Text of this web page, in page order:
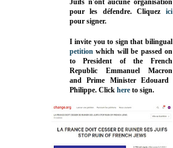
pour les défendre. Cliquez
ici
pour signer.
I invite you to sign that bilingual
petition which will be passed on
to President of the French
Republic Emmanuel Macron
and Prime MinisterEdouard
Philippe. Click here to sign.